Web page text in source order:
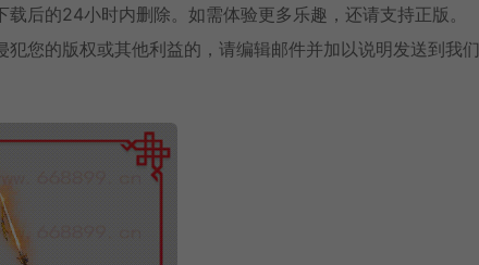
后的24小时内删除。如需体验更多乐趣，还请支持正版。
您的版权或其他利益的，请编辑邮件并加以说明发送到我们